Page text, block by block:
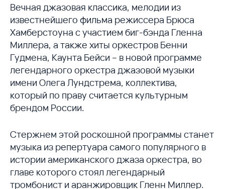
Вечная джазовая классика, мелодии из
известнейшего фильма режиссера Брюса
Хамберстоуна с участием биг-бэнда Гленна
Миллера, а также хиты оркестров Бенни
Гудмена, Каунта Бейси – в новой программе
легендарного оркестра джазовой музыки
имени Олега Лундстрема, коллектива,
который по праву считается культурным
брендом России.
Стержнем этой роскошной программы станет
музыка из репертуара самого популярного в
истории американского джаза оркестра, во
главе которого стоял легендарный
тромбонист и аранжировщик Гленн Миллер.